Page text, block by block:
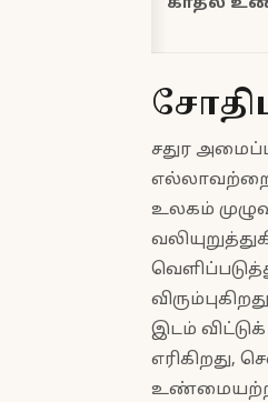
காதல்
சதுர
உலகம்
இடம்
எரிகிறது,